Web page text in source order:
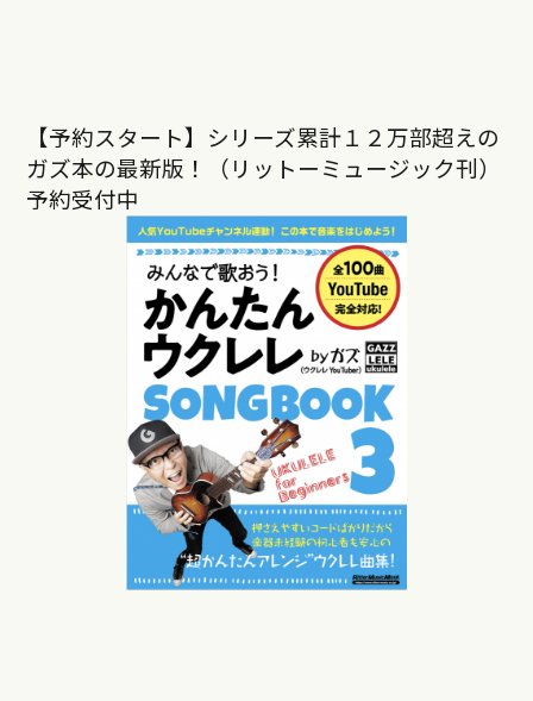
【予約スタート】シリーズ累計１２万部超えの
ガズ本の最新版！（リットーミュージック刊）
予約受付中